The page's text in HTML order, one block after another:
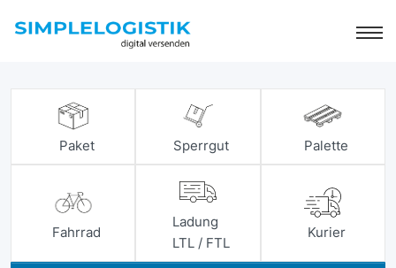
Paket Sperrgut Palette
Fahrrad
Ladung
LTL / FTL
Kurier